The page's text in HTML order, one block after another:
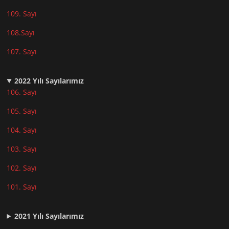
109. Sayı
108.Sayı
107. Sayı
2022 Yılı Sayılarımız
106. Sayı
105. Sayı
104. Sayı
103. Sayı
102. Sayı
101. Sayı
2021 Yılı Sayılarımız